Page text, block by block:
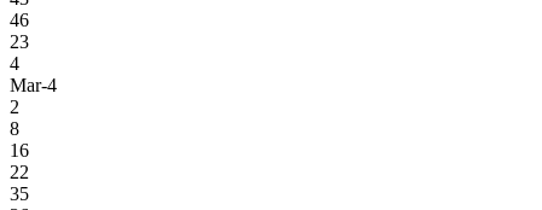
46
23
4
Mar-4
2
8
16
22
35